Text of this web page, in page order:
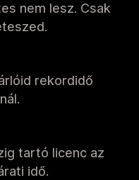
nem lesz. Csak
rekordidő
tartó licenc az
idő.